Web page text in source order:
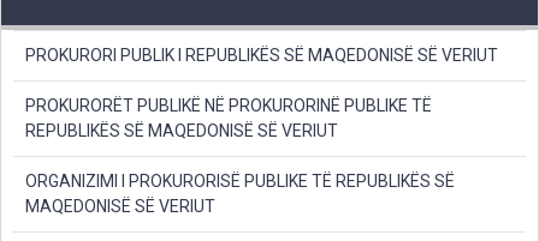
PROKURORI PUBLIK I REPUBLIKËS SË MAQEDONISË SË VERIUT
PROKURORËT PUBLIKË NË PROKURORINË PUBLIKE TË
REPUBLIKËS SË MAQEDONISË SË VERIUT
ORGANIZIMI I PROKURORISË PUBLIKE TË REPUBLIKËS SË
MAQEDONISË SË VERIUT